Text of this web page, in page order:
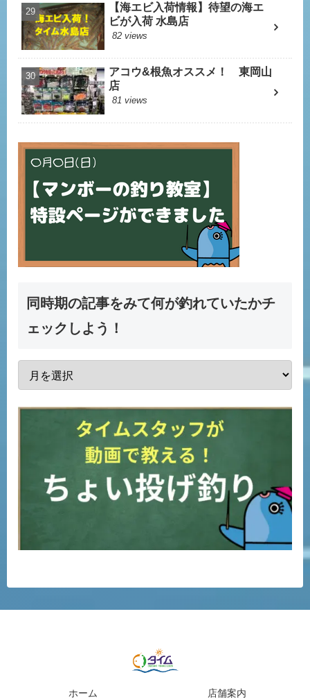
【海エビ入荷情報】待望の海エ
ビが入荷 水島店
82 views
アコウ&根魚オススメ！ 東岡山
店
81 views
同時期の記事をみて何が釣れていたかチ
ェックしよう！
ホーム 店舗案内